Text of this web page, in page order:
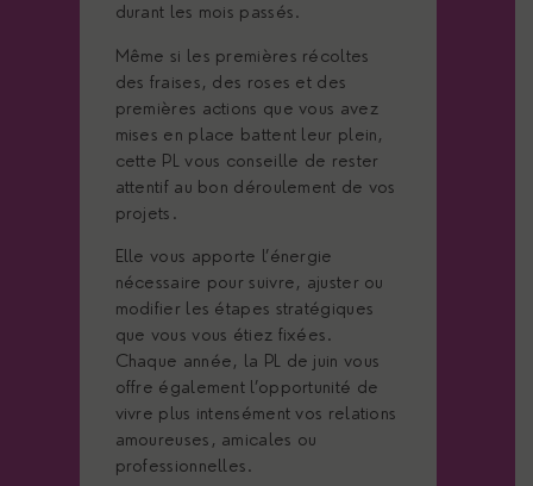
durant les mois passés.
Même si les premières récoltes
des fraises, des roses et des
premières actions que vous avez
mises en place battent leur plein,
cette PL vous conseille de rester
attentif au bon déroulement de vos
projets.
Elle vous apporte l’énergie
nécessaire pour suivre, ajuster ou
modifier les étapes stratégiques
que vous vous étiez fixées.
Chaque année, la PL de juin vous
offre également l’opportunité de
vivre plus intensément vos relations
amoureuses, amicales ou
professionnelles.